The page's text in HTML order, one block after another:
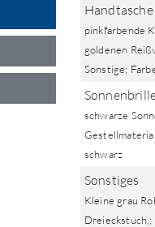
pinkfarbende
goldenen
Sonstige;
schwarze
schwarz
Sonstiges
Kleine grau
Dreieckstuch,;